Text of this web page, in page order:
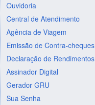
Ouvidoria
Central de Atendimento
Agência de Viagem
Emissão de Contra-cheques
Declaração de Rendimentos
Assinador Digital
Gerador GRU
Sua Senha